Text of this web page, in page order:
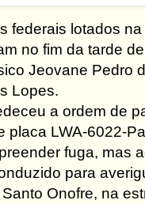
federais lotados
no fim da tarde
Jeovane Pedro
Lopes.
a ordem de
placa LWA-6022-
fuga, mas
para
Onofre, na